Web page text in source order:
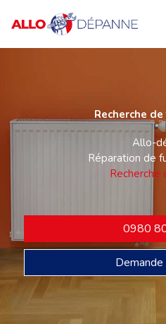
Recherche
Allo-
Réparation de
Recherche
0980